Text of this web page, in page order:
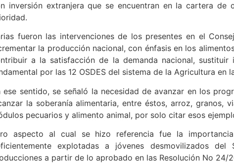
inversión extranjera que se encuentran en la cartera
fueron las intervenciones de los presentes en el
la producción nacional, con énfasis en los
a la satisfacción de la demanda nacional,
por las 12 OSDES del sistema de la Agricultura en
ese sentido, se señaló la necesidad de avanzar en los
la soberanía alimentaria, entre éstos, arroz, granos,
pecuarios y alimento animal, por solo citar esos
aspecto al cual se hizo referencia fue la
explotadas a jóvenes desmovilizados
a partir de lo aprobado en las Resolución No 24/